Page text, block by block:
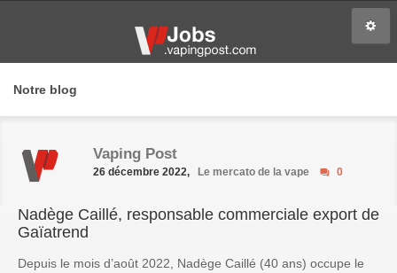
Notre blog
Vaping Post
26 décembre 2022, Le mercato de la vape 0
Nadège Caillé, responsable commerciale export de
Gaïatrend
Depuis le mois d’août 2022, Nadège Caillé (40 ans) occupe le